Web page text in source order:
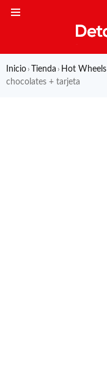
Inicio › Tienda › Hot Wheels
chocolates + tarjeta